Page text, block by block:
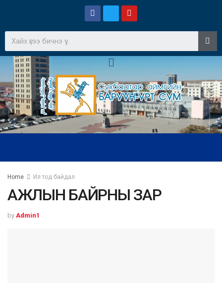
Home Ил тод байдал
АЖЛЫН БАЙРНЫ ЗАР
by Admin1